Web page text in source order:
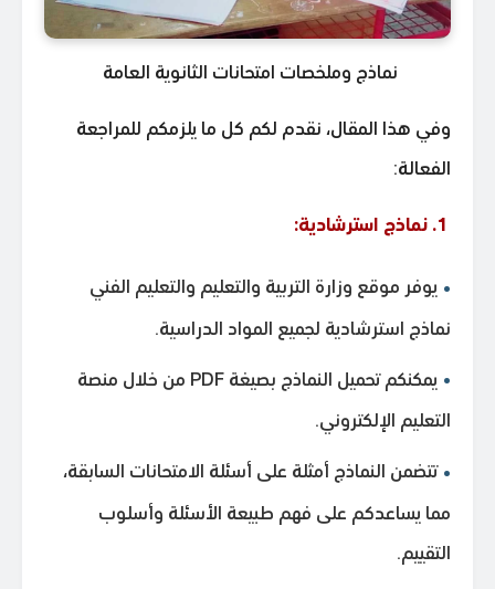
نماذج وملخصات امتحانات الثانوية العامة
وفي هذا المقال، نقدم لكم كل ما يلزمكم للمراجعة
الفعالة:
1. نماذج استرشادية:
يوفر موقع وزارة التربية والتعليم والتعليم الفني
نماذج استرشادية لجميع المواد الدراسية.
يمكنكم تحميل النماذج بصيغة PDF من خلال منصة
التعليم الإلكتروني.
تتضمن النماذج أمثلة على أسئلة الامتحانات السابقة،
مما يساعدكم على فهم طبيعة الأسئلة وأسلوب
التقييم.